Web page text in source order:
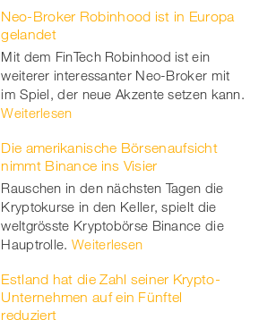
Neo-Broker Robinhood ist in Europa
gelandet
Mit dem FinTech Robinhood ist ein
weiterer interessanter Neo-Broker mit
im Spiel, der neue Akzente setzen kann.
Weiterlesen
Die amerikanische Börsenaufsicht
nimmt Binance ins Visier
Rauschen in den nächsten Tagen die
Kryptokurse in den Keller, spielt die
weltgrösste Kryptobörse Binance die
Hauptrolle. Weiterlesen
Estland hat die Zahl seiner Krypto-
Unternehmen auf ein Fünftel
reduziert